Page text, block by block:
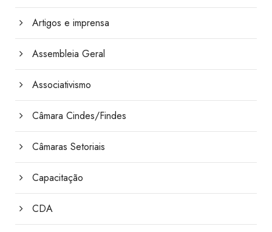
Artigos e imprensa
Assembleia Geral
Associativismo
Câmara Cindes/Findes
Câmaras Setoriais
Capacitação
CDA